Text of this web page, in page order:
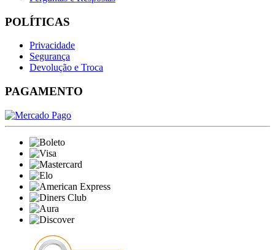
POLÍTICAS
Privacidade
Segurança
Devolução e Troca
PAGAMENTO